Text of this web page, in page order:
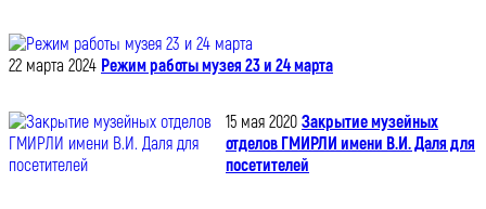
22 марта 2024 Режим работы музея 23 и 24 марта
15 мая 2020 Закрытие музейных
отделов ГМИРЛИ имени В.И. Даля для
посетителей